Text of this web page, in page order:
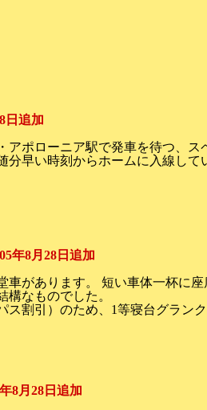
日追加
アポローニア駅で発車を待つ、
分早い時刻からホームに入線して
年8月28日追加
車があります。 短い車体一杯に
構なものでした。
ス割引）のため、1等寝台グラン
8月28日追加